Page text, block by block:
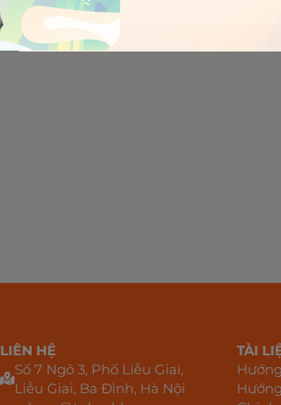
LIÊN HỆ
Số 7 Ngõ 3, Phố Liễu Giai,
Liễu Giai, Ba Đình, Hà Nội
TÀI